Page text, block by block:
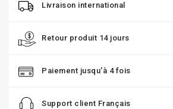
Livraison international
Retour produit 14 jours
Paiement jusqu'à 4 fois
Support client Français